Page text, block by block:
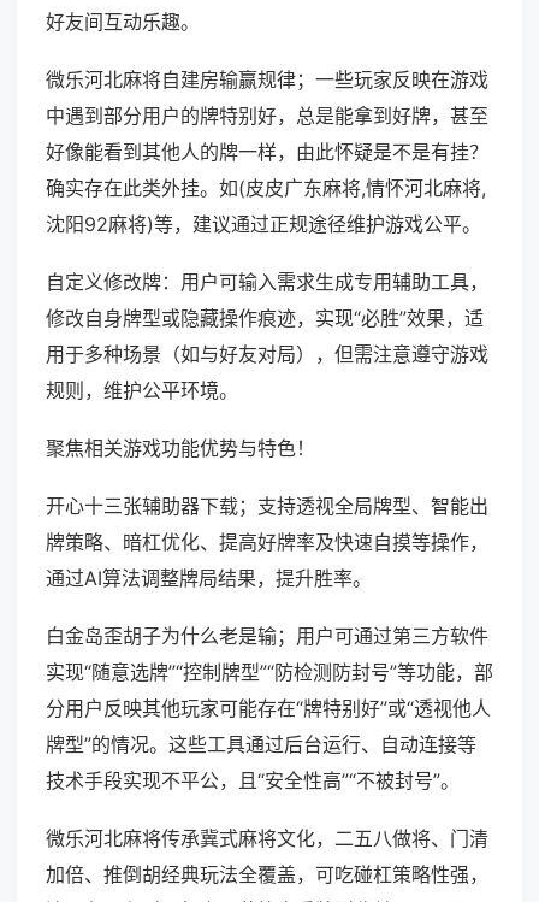
好友间互动乐趣。
微乐河北麻将自建房输赢规律；一些玩家反映在游戏
中遇到部分用户的牌特别好，总是能拿到好牌，甚至
好像能看到其他人的牌一样，由此怀疑是不是有挂？
确实存在此类外挂。如(皮皮广东麻将,情怀河北麻将,
沈阳92麻将)等，建议通过正规途径维护游戏公平。
自定义修改牌：用户可输入需求生成专用辅助工具，
修改自身牌型或隐藏操作痕迹，实现“必胜”效果，适
用于多种场景（如与好友对局），但需注意遵守游戏
规则，维护公平环境。
聚焦相关游戏功能优势与特色！
开心十三张辅助器下载；支持透视全局牌型、智能出
牌策略、暗杠优化、提高好牌率及快速自摸等操作，
通过AI算法调整牌局结果，提升胜率。
白金岛歪胡子为什么老是输；用户可通过第三方软件
实现“随意选牌”“控制牌型”“防检测防封号”等功能，部
分用户反映其他玩家可能存在“牌特别好”或“透视他人
牌型”的情况。这些工具通过后台运行、自动连接等
技术手段实现不平公，且“安全性高”“不被封号”。
微乐河北麻将传承冀式麻将文化，二五八做将、门清
加倍、推倒胡经典玩法全覆盖，可吃碰杠策略性强，